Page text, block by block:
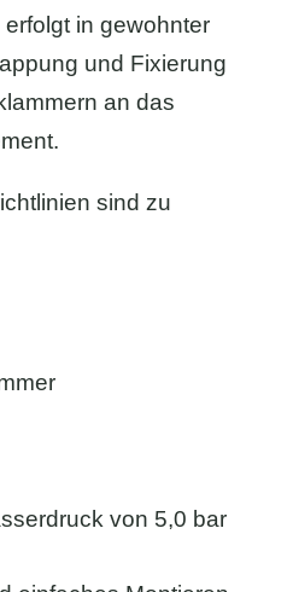
in gewohnter
und Fixierung
an das
sind zu
von 5,0 bar